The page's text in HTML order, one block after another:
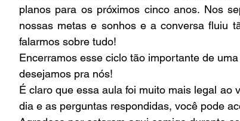
planos para os próximos cinco anos. Nos
nossas metas e sonhos e a conversa fluiu
falarmos sobre tudo!
Encerramos esse ciclo tão importante de
desejamos pra nós!
É claro que essa aula foi muito mais legal ao
dia e as perguntas respondidas, você pode